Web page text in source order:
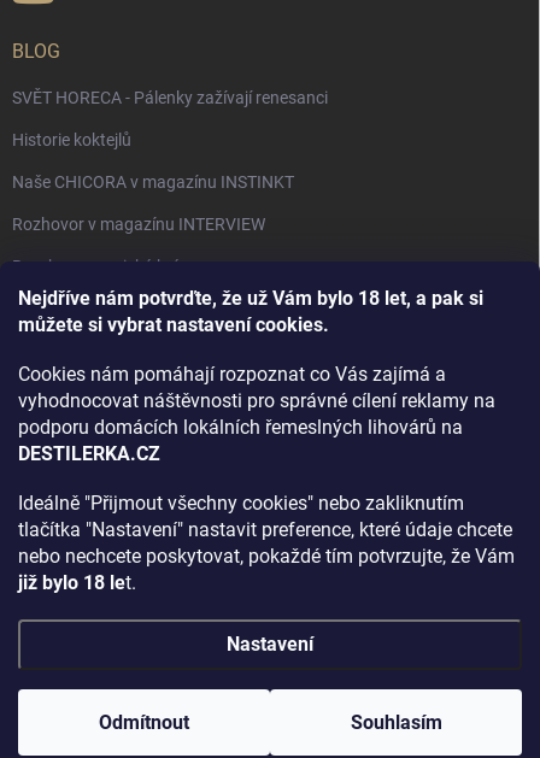
Nejdříve nám potvrďte, že už Vám bylo 18 let, a pak si
můžete si vybrat nastavení cookies.
Cookies nám pomáhají rozpoznat co Vás zajímá a
vyhodnocovat náštěvnosti pro správné cílení reklamy na
podporu domácích lokálních řemeslných lihovárů na
DESTILERKA.CZ
Ideálně "Přijmout všechny cookies" nebo zakliknutím
tlačítka "Nastavení" nastavit preference, které údaje chcete
nebo nechcete poskytovat, pokaždé tím potvrzujte, že Vám
již bylo 18 let.
Nastavení
Odmítnout Souhlasím
BLOG
SVĚT HORECA - Pálenky zažívají renesanci
Historie koktejlů
Naše CHICORA v magazínu INSTINKT
Rozhovor v magazínu INTERVIEW
Bourbon, americká krása.
Napsali v TÝDNU o naší práci
Rozhovor s DESTILERKA.CZ v magazínu DRINKING-CAT
Jak vybrat dárek na Vánoce
Archiv
Vytvořil Shoptet
Copyright 2026DESTILERKA.CZ. Všechna práva vyhrazena.Upravit